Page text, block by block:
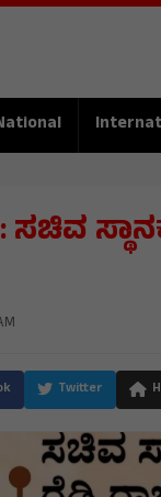
Twitter